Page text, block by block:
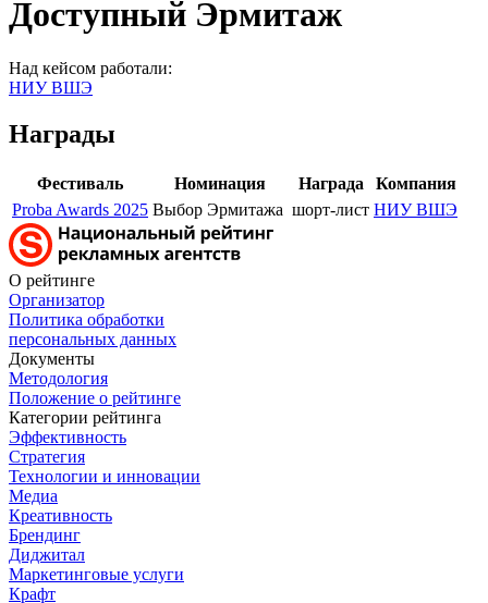
Доступный Эрмитаж
Над кейсом работали:
НИУ ВШЭ
Награды
Фестиваль Номинация Награда
Компания
Proba Awards 2025 Выбор Эрмитажа шорт-лист НИУ ВШЭ
О рейтинге
Организатор
Политика обработки
персональных данных
Документы
Методология
Положение о рейтинге
Категории рейтинга
Эффективность
Стратегия
Технологии и инновации
Медиа
Креативность
Брендинг
Диджитал
Маркетинговые услуги
Крафт